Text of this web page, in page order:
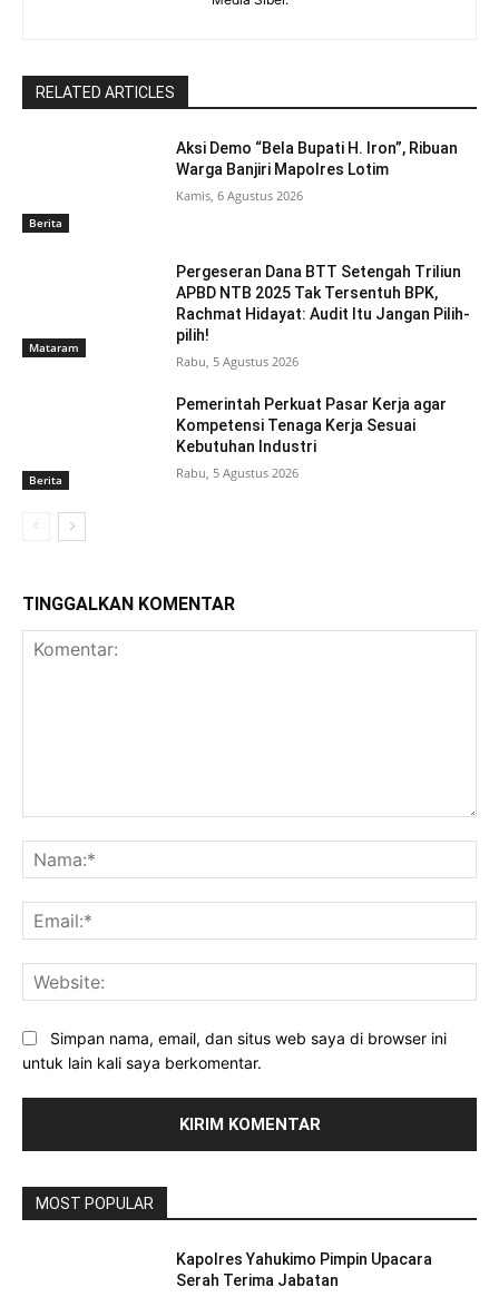
RELATED ARTICLES
Berita
Aksi Demo “Bela Bupati H. Iron”, Ribuan
Warga Banjiri Mapolres Lotim
Kamis, 6 Agustus 2026
Mataram
Pergeseran Dana BTT Setengah Triliun
APBD NTB 2025 Tak Tersentuh BPK,
Rachmat Hidayat: Audit Itu Jangan Pilih-
pilih!
Rabu, 5 Agustus 2026
Berita
Pemerintah Perkuat Pasar Kerja agar
Kompetensi Tenaga Kerja Sesuai
Kebutuhan Industri
Rabu, 5 Agustus 2026
TINGGALKAN KOMENTAR
Simpan nama, email, dan situs web saya di browser ini
untuk lain kali saya berkomentar.
MOST POPULAR
Kapolres Yahukimo Pimpin Upacara
Serah Terima Jabatan